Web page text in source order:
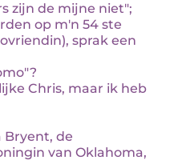
zijn de mijne niet";
op m'n 54 ste
sprak een
Chris, maar ik heb
Bryent, de
van Oklahoma,